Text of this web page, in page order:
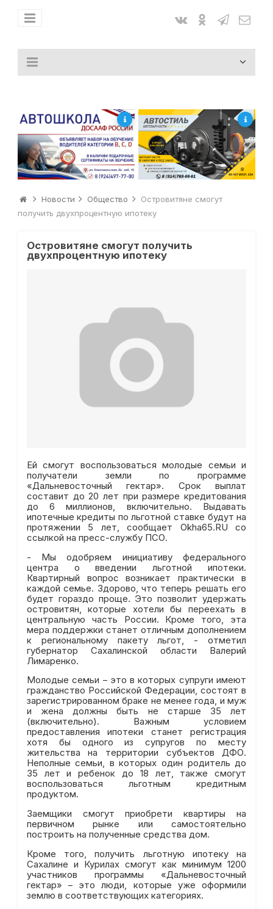
Новости Общество
Островитяне смогут
получить двухпроцентную ипотеку
Островитяне смогут получить
двухпроцентную ипотеку
Ей смогут воспользоваться молодые семьи и
получатели земли по программе
«Дальневосточный гектар». Срок выплат
составит до 20 лет при размере кредитования
до 6 миллионов, включительно. Выдавать
ипотечные кредиты по льготной ставке будут на
протяжении 5 лет, сообщает Okha65.RU со
ссылкой на пресс-службу ПСО.
- Мы одобряем инициативу федерального
центра о введении льготной ипотеки.
Квартирный вопрос возникает практически в
каждой семье. Здорово, что теперь решать его
будет гораздо проще. Это позволит удержать
островитян, которые хотели бы переехать в
центральную часть России. Кроме того, эта
мера поддержки станет отличным дополнением
к региональному пакету льгот, - отметил
губернатор Сахалинской области Валерий
Лимаренко.
Молодые семьи – это в которых супруги имеют
гражданство Российской Федерации, состоят в
зарегистрированном браке не менее года, и муж
и жена должны быть не старше 35 лет
(включительно). Важным условием
предоставления ипотеки станет регистрация
хотя бы одного из супругов по месту
жительства на территории субъектов ДФО.
Неполные семьи, в которых один родитель до
35 лет и ребенок до 18 лет, также смогут
воспользоваться льготным кредитным
продуктом.
Заемщики смогут приобрети квартиры на
первичном рынке или самостоятельно
построить на полученные средства дом.
Кроме того, получить льготную ипотеку на
Сахалине и Курилах смогут как минимум 1200
участников программы «Дальневосточный
гектар» – это люди, которые уже оформили
землю в соответствующих категориях.